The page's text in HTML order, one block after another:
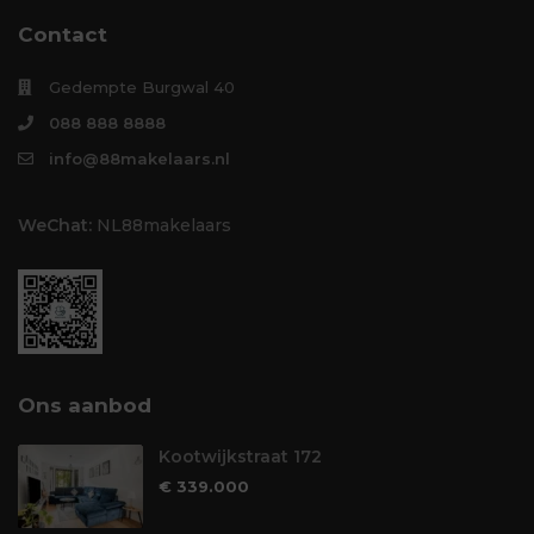
Contact
Gedempte Burgwal 40
088 888 8888
info@88makelaars.nl
WeChat: NL88makelaars
Ons aanbod
Kootwijkstraat 172
€ 339.000